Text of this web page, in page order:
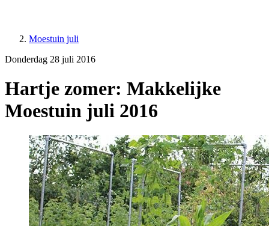
Moestuin juli
Donderdag 28 juli 2016
Hartje zomer: Makkelijke
Moestuin juli 2016